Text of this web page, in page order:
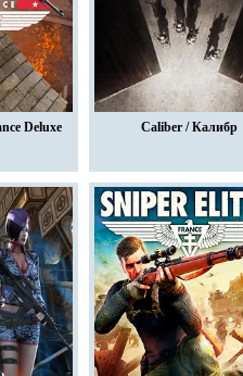
Deluxe
Caliber / Калибр